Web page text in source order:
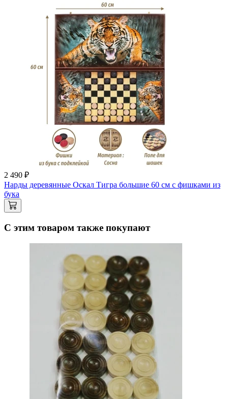
2 490 ₽
Нарды деревянные Оскал Тигра большие 60 см с фишками из
бука
С этим товаром также покупают